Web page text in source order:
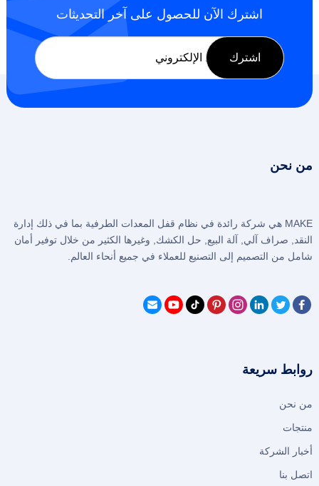
اشترك الآن للحصول على آخر التحديثات
من نحن
MAKE هي شركة رائدة في نظام قفل المعدات الطرفية بما في ذلك إدارة
النقد, صراف آلي, آلة البيع, حل الكشك, وغيرها الكثير من خلال توفير أمان
شامل من التصميم إلى التصنيع للعملاء في جميع أنحاء العالم.
روابط سريعة
من نحن
منتجات
أخبار الشركة
اتصل بنا